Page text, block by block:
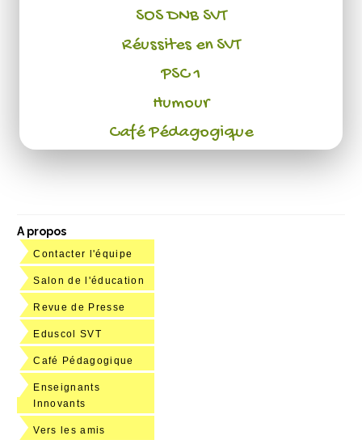
SOS DNB SVT
Réussites en SVT
PSC 1
Humour
Café Pédagogique
A propos
Contacter l'équipe
Salon de l'éducation
Revue de Presse
Eduscol SVT
Café Pédagogique
Enseignants
Innovants
Vers les amis